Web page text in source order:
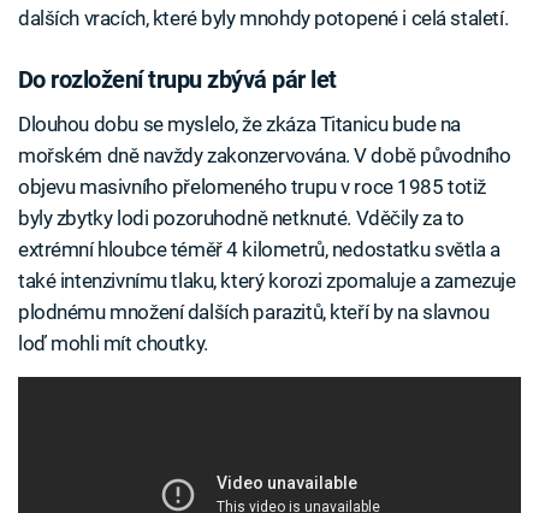
dalších vracích, které byly mnohdy potopené i celá staletí.
Do rozložení trupu zbývá pár let
Dlouhou dobu se myslelo, že zkáza Titanicu bude na
mořském dně navždy zakonzervována. V době původního
objevu masivního přelomeného trupu v roce 1985 totiž
byly zbytky lodi pozoruhodně netknuté. Vděčily za to
extrémní hloubce téměř 4 kilometrů, nedostatku světla a
také intenzivnímu tlaku, který korozi zpomaluje a zamezuje
plodnému množení dalších parazitů, kteří by na slavnou
loď mohli mít choutky.